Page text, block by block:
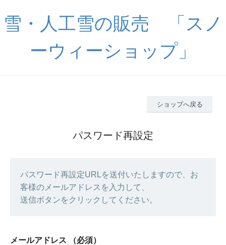
雪・人工雪の販売 「スノ
ーウィーショップ」
ショップへ戻る
パスワード再設定
パスワード再設定URLを送付いたしますので、お
客様のメールアドレスを入力して、
送信ボタンをクリックしてください。
メールアドレス （必須）